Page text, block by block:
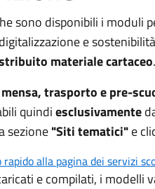
sono disponibili i moduli
e
materiale cartaceo.
mensa, trasporto e pre-
quindiesclusivamente
sezione"Siti tematici"e
rapido alla pagina dei servizi
e compilati, i modelli